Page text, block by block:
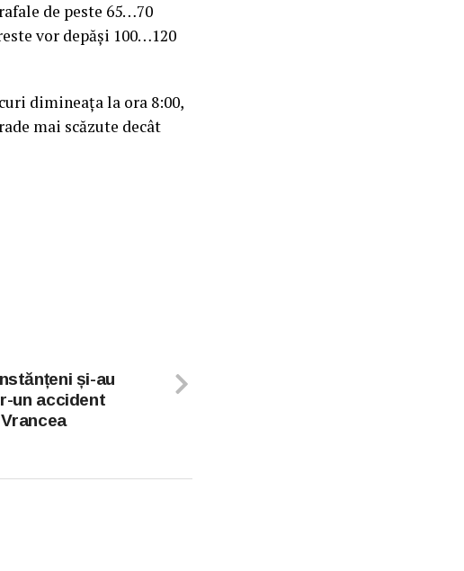
de peste 65…70
vor depăşi 100…120
dimineaţa la ora 8:00,
mai scăzute decât
și-au
un accident